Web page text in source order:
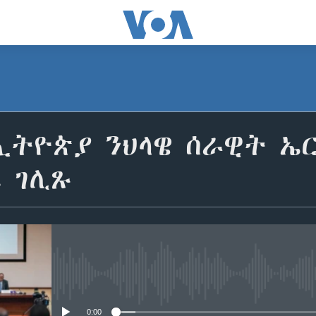
ንህላዌ ሰራዊት
ገሊጹ
0:00